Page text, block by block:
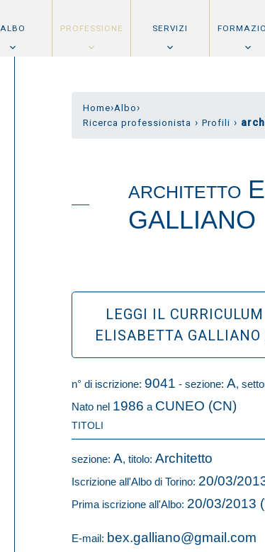
ALBO PROFESSIONE SERVIZI
Home›Albo›
Ricerca professionista › Profili ›
ARCHITETTO
GALLIANO
LEGGI IL
ELISABETTA
n° di iscrizione: 9041 - sezione: A,
Nato nel 1986 a CUNEO (CN)
TITOLI
sezione: A, titolo: Architetto
Iscrizione all'Albo di Torino: 20/03/
Prima iscrizione all'Albo: 20/03/2013
E-mail: bex.galliano@gmail.com